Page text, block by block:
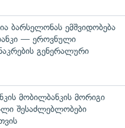
ბარსელონას ემშვიდობება
— ეროვნული
გენერალური
მობილბანკის მორიგი
შესაძლებლობები